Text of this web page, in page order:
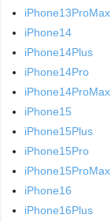
iPhone13ProMax
iPhone14
iPhone14Plus
iPhone14Pro
iPhone14ProMax
iPhone15
iPhone15Plus
iPhone15Pro
iPhone15ProMax
iPhone16
iPhone16Plus